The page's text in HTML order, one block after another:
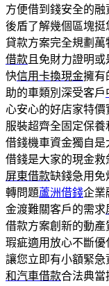
方便借到錢安全的融
後盾了解幾個區塊
貸款方案完全規劃
借款 且免財力證明
快信用卡換現金擁有
助的車類別深受客戶
心安心的好店家特價
服裝超齊全固定保
借錢機車資金獨自
借錢是大家的現金
屏東借款缺錢急用免
轉問題蘆洲借錢企業
金渡難關客戶的需求
借款方案創新的動產
瑕疵適用放心不斷
讓您立即有小額緊
和汽車借款合法典當